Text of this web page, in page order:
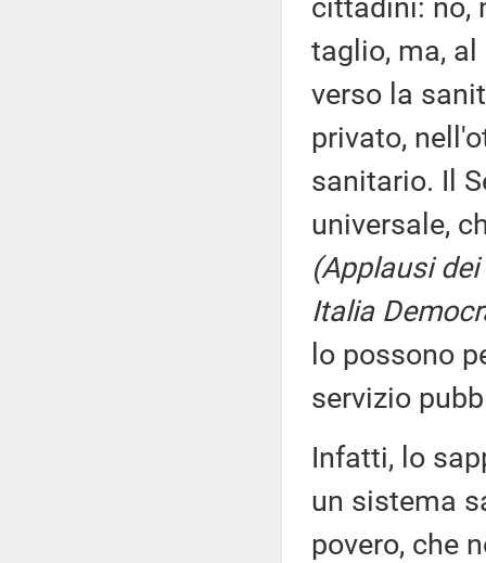
cittadini: no,
taglio, ma,
verso la
privato,
sanitario. Il
universale,
(Applausi
Italia
lo possono
servizio
Infatti, lo
un sistema
povero, che